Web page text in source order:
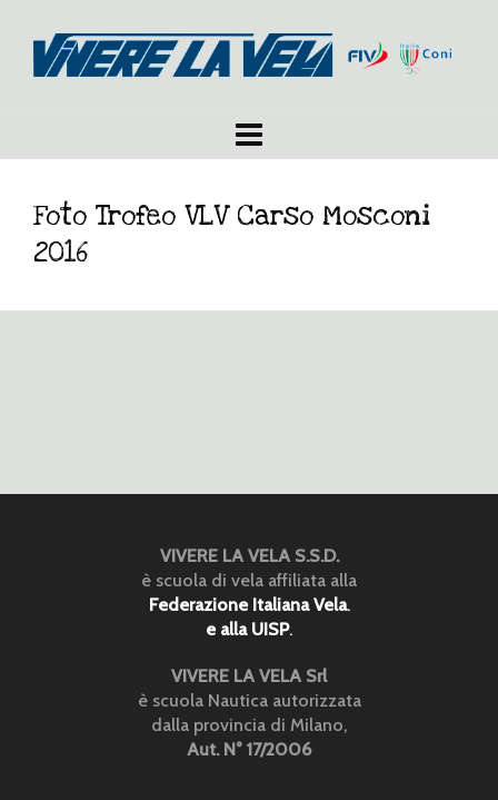
Foto Trofeo VLV Carso Mosconi
2016
VIVERE LA VELA S.S.D.
è scuola di vela affiliata alla
Federazione Italiana Vela.
e alla UISP.
VIVERE LA VELA Srl
è scuola Nautica autorizzata
dalla provincia di Milano,
Aut. N° 17/2006